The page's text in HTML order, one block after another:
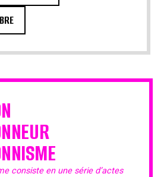
consiste en une série d’actes